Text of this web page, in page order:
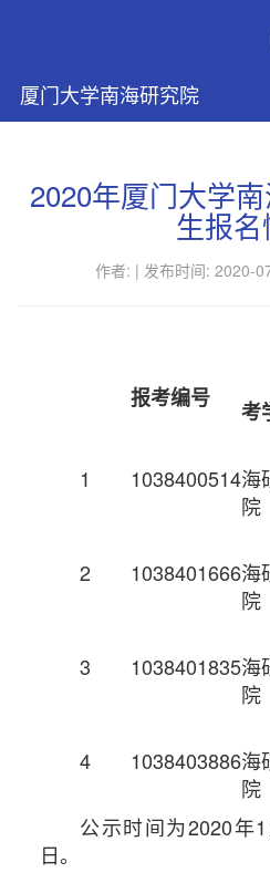
厦门大学南海研究院
2020年厦门大学
生报
作者: | 发布时间: 2020-
报考编号
考
1 1038400514海
院
2 1038401666海
院
3 1038401835海
院
4 1038403886海
院
公示时间为2020年
日。